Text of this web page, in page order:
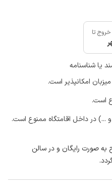
تا
یا شناسنامه
امکانپذیر است.
است.
...) در داخل اقامتگاه ممنوع است.
از ساعت ۸ تا ۱۰ صبح به صورت رایگان و در سالن